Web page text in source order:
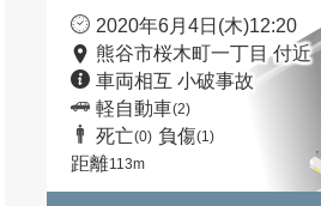
2020年6月4日(木)12:20
熊谷市桜木町一丁目 付近
車両相互 小破事故
軽自動車(2)
死亡(0) 負傷(1)
距離113m